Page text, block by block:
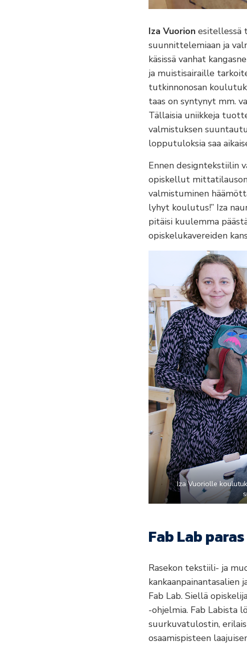
Iza Vuorion esitellessä
suunnittelemiaan ja
käsissä vanhat
ja muistisairaille
tutkinnonosan
taas on syntynyt mm.
Tällaisia uniikkeja
valmistuksen
lopputuloksia saa
Ennen designtekstiilin
opiskellut
valmistuminen
lyhyt koulutus!” Iza
pitäisi kuulemma
opiskelukavereiden
Iza Vuoriolle
Fab Lab
Rasekon tekstiili- ja
Fab Lab. Siellä
-ohjelmia. Fab Labista
suurkuvatulostin,
osaamispisteen